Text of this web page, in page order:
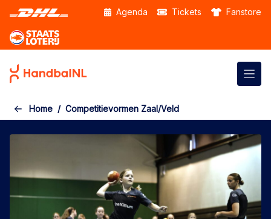
Skip to the main content Agenda Tickets Fanstore
Home Competitievormen Zaal/Veld